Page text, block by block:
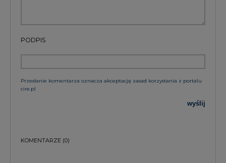
PODPIS
Przesłanie komentarza oznacza akceptację zasad korzystania z portalu
cire.pl
wyślij
KOMENTARZE (0)